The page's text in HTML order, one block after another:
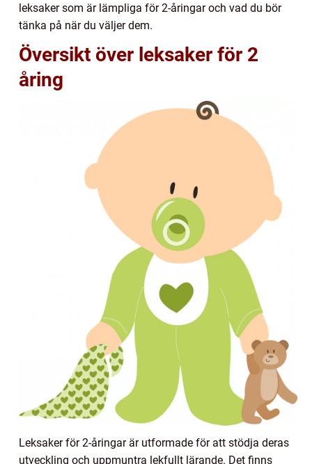
leksaker som är lämpliga för 2-åringar och vad du bör
tänka på när du väljer dem.
Översikt över leksaker för 2
åring
Leksaker för 2-åringar är utformade för att stödja deras
utveckling och uppmuntra lekfullt lärande. Det finns